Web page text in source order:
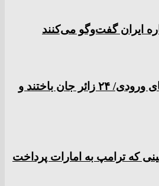
ایران گفت‌و‌گو می‌کنند
مهران در صدر مسیر‌های ورودی/ ۲۴ زائر جان باختند و
که ترامپ به امارات پرداخت